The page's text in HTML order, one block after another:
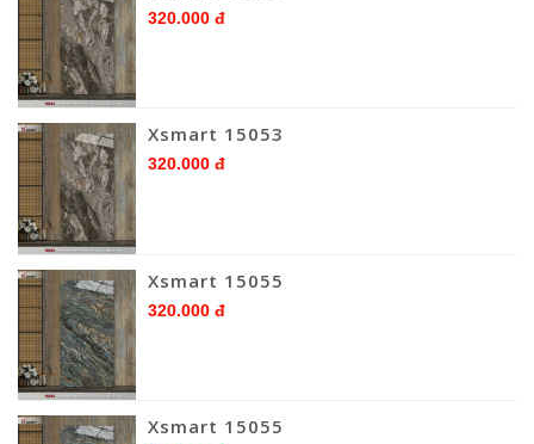
320.000 đ
Xsmart 15053
320.000 đ
Xsmart 15055
320.000 đ
Xsmart 15055